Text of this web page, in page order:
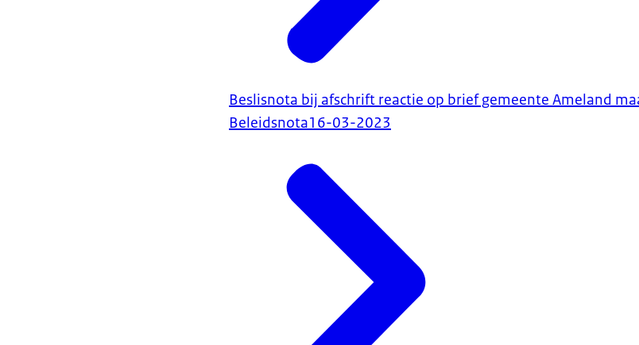
Beslisnota bij afschrift reactie op brief gemeente Ameland
Beleidsnota16-03-2023